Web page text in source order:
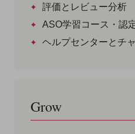
評価とレビュー分析
ASO学習コース・認
ヘルプセンターとチ
Grow